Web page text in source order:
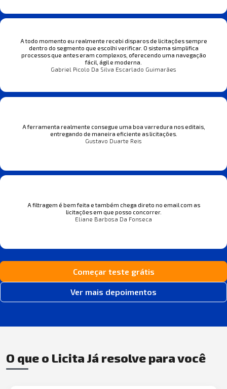
A todo momento eu realmente recebi disparos de licitações sempre
dentro do segmento que escolhi verificar. O sistema simplifica
processos que antes eram complexos, oferecendo uma navegação
fácil, ágil e moderna.
Gabriel Picolo Da Silva Escarlado Guimarães
A ferramenta realmente consegue uma boa varredura nos editais,
entregando de maneira eficiente as licitações.
Gustavo Duarte Reis
A filtragem é bem feita e também chega direto no email com as
licitações em que posso concorrer.
Eliane Barbosa Da Fonseca
Começar teste grátis
Ver mais depoimentos
O que o Licita Já resolve para você